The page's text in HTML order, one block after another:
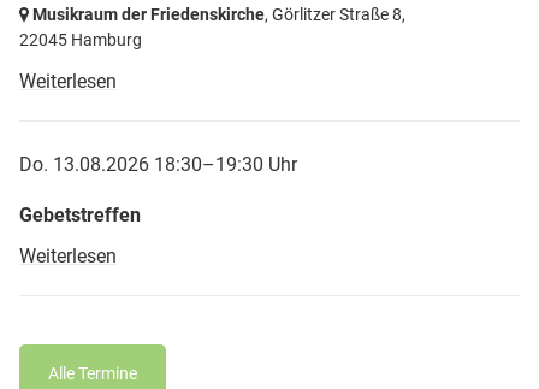
Musikraum der Friedenskirche, Görlitzer Straße 8,
22045 Hamburg
Weiterlesen
Do. 13.08.2026 18:30–19:30 Uhr
Gebetstreffen
Weiterlesen
Alle Termine